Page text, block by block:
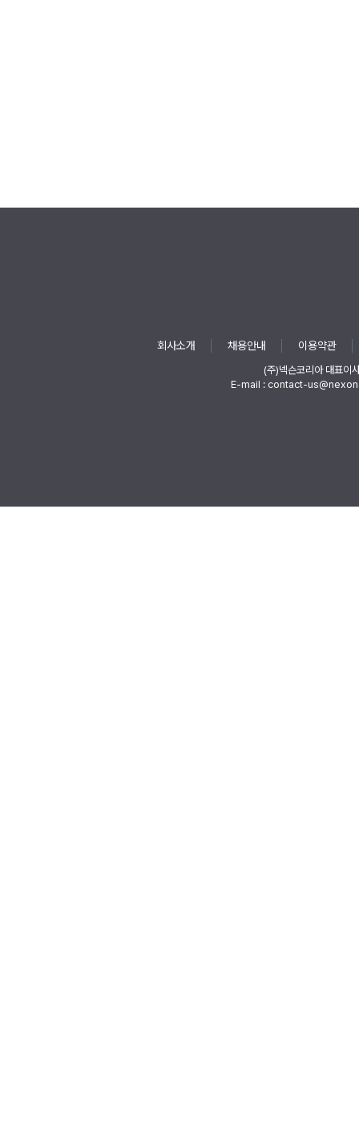
회사소개 채용안내 이용약관
(주)넥슨코리아 대표이
E-mail : contact-